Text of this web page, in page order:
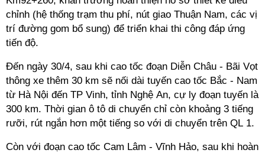
chỉnh (hệ thống trạm thu phí, nút giao Thuận Nam, các vị
trí đường gom bổ sung) để triển khai thi công đáp ứng
tiến độ.
Đến ngày 30/4, sau khi cao tốc đoạn Diễn Châu - Bãi Vọt
thông xe thêm 30 km sẽ nối dài tuyến cao tốc Bắc - Nam
từ Hà Nội đến TP Vinh, tỉnh Nghệ An, cự ly đoạn tuyến là
300 km. Thời gian ô tô di chuyển chỉ còn khoảng 3 tiếng
rưỡi, rút ngắn hơn một tiếng so với di chuyển trên QL 1.
Còn với đoạn cao tốc Cam Lâm - Vĩnh Hảo, sau khi hoàn